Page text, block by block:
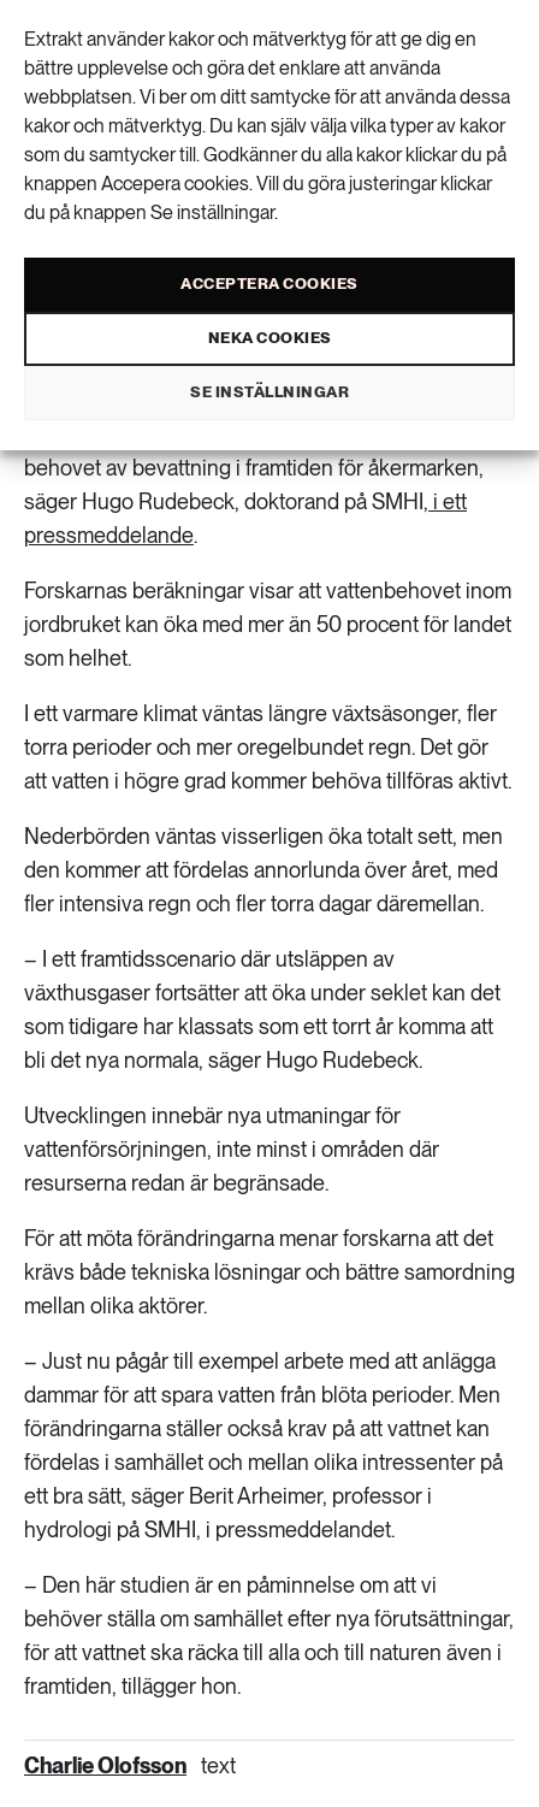
Extrakt använder kakor och mätverktyg för att ge dig en
bättre upplevelse och göra det enklare att använda
webbplatsen. Vi ber om ditt samtycke för att använda dessa
kakor och mätverktyg. Du kan själv välja vilka typer av kakor
som du samtycker till. Godkänner du alla kakor klickar du på
knappen Accepera cookies. Vill du göra justeringar klickar
du på knappen Se inställningar.
ACCEPTERA COOKIES
NEKA COOKIES
SE INSTÄLLNINGAR
Torrare somrar och mer nyckfullt regn kan
göra vatten till en bristvara i Sverige. Nu
visar forskning att jordbrukets behov av
bevattning kan öka kraftigt.
Klimatförändringarna kommer att ha stor påverkan på
svenskt jordbruk.En ny studie från SMHIvisar att
behovet av bevattning kan öka kraftigt fram till slutet
av seklet, särskilt i södra och sydöstra Sverige.
behovet av bevattning i framtiden för åkermarken,
säger Hugo Rudebeck, doktorand på SMHI, i ett
pressmeddelande.
Forskarnas beräkningar visar att vattenbehovet inom
jordbruket kan öka med mer än 50 procent för landet
som helhet.
I ett varmare klimat väntas längre växtsäsonger, fler
torra perioder och mer oregelbundet regn. Det gör
att vatten i högre grad kommer behöva tillföras aktivt.
Nederbörden väntas visserligen öka totalt sett, men
den kommer att fördelas annorlunda över året, med
fler intensiva regn och fler torra dagar däremellan.
– I ett framtidsscenario där utsläppen av
växthusgaser fortsätter att öka under seklet kan det
som tidigare har klassats som ett torrt år komma att
bli det nya normala, säger Hugo Rudebeck.
Utvecklingen innebär nya utmaningar för
vattenförsörjningen, inte minst i områden där
resurserna redan är begränsade.
För att möta förändringarna menar forskarna att det
krävs både tekniska lösningar och bättre samordning
mellan olika aktörer.
– Just nu pågår till exempel arbete med att anlägga
dammar för att spara vatten från blöta perioder. Men
förändringarna ställer också krav på att vattnet kan
fördelas i samhället och mellan olika intressenter på
ett bra sätt, säger Berit Arheimer, professor i
hydrologi på SMHI, i pressmeddelandet.
– Den här studien är en påminnelse om att vi
behöver ställa om samhället efter nya förutsättningar,
för att vattnet ska räcka till alla och till naturen även i
framtiden, tillägger hon.
Charlie Olofsson text